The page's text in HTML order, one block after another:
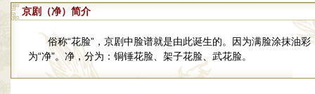
京剧（净）简介
俗称“花脸”，京剧中脸谱就是由此诞生的。因为满脸涂抹油彩
为“净”。净，分为：铜锤花脸、架子花脸、武花脸。